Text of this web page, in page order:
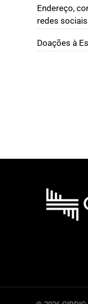
Endereço,
redes sociais
Doações à